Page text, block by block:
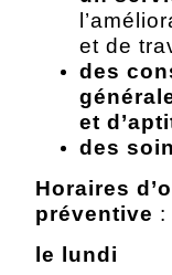
et de
des
et
des
Horaires
préventive :
le lundi